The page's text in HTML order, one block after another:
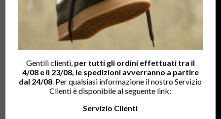
Gentili clienti, per tutti gli ordini effettuati tra il
4/08 e il 23/08, le spedizioni avverranno a partire
dal 24/08. Per qualsiasi informazione il nostro Servizio
Clienti è disponibile al seguente link:
Servizio Clienti